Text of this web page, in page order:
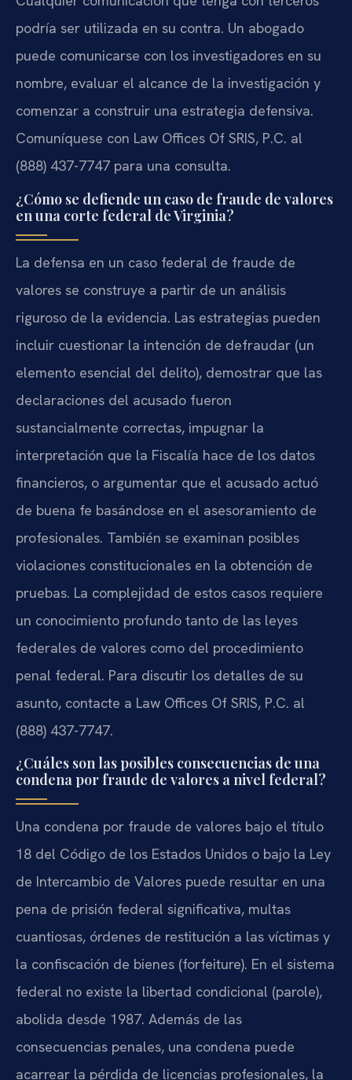
podría ser utilizada en su contra. Un abogado
puede comunicarse con los investigadores en su
nombre, evaluar el alcance de la investigación y
comenzar a construir una estrategia defensiva.
Comuníquese con Law Offices Of SRIS, P.C. al
(888) 437-7747 para una consulta.
¿Cómo se defiende un caso de fraude de valores
en una corte federal de Virginia?
La defensa en un caso federal de fraude de
valores se construye a partir de un análisis
riguroso de la evidencia. Las estrategias pueden
incluir cuestionar la intención de defraudar (un
elemento esencial del delito), demostrar que las
declaraciones del acusado fueron
sustancialmente correctas, impugnar la
interpretación que la Fiscalía hace de los datos
financieros, o argumentar que el acusado actuó
de buena fe basándose en el asesoramiento de
profesionales. También se examinan posibles
violaciones constitucionales en la obtención de
pruebas. La complejidad de estos casos requiere
un conocimiento profundo tanto de las leyes
federales de valores como del procedimiento
penal federal. Para discutir los detalles de su
asunto, contacte a Law Offices Of SRIS, P.C. al
(888) 437-7747.
¿Cuáles son las posibles consecuencias de una
condena por fraude de valores a nivel federal?
Una condena por fraude de valores bajo el título
18 del Código de los Estados Unidos o bajo la Ley
de Intercambio de Valores puede resultar en una
pena de prisión federal significativa, multas
cuantiosas, órdenes de restitución a las víctimas y
la confiscación de bienes (forfeiture). En el sistema
federal no existe la libertad condicional (parole),
abolida desde 1987. Además de las
consecuencias penales, una condena puede
acarrear la pérdida de licencias profesionales, la